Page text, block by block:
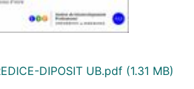
DIPOSIT UB.pdf (1.31 MB)